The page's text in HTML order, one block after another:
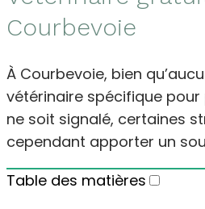
Courbevoie
À Courbevoie, bien
vétérinaire spécifique
ne soit signalé, certaines
cependant apporter un
Table des matières